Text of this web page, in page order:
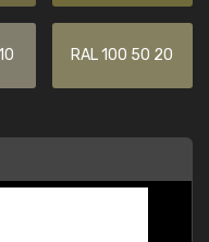
RAL 100 50 20